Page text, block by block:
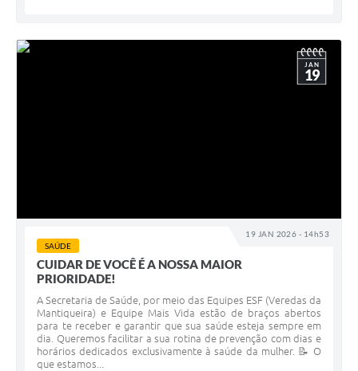
19 JAN 2026 - 14h53
JAN
19
SAÚDE
CUIDAR DE VOCÊ É A NOSSA MAIOR
PRIORIDADE!
A Secretaria de Saúde, por meio das Equipes ESF (Veredas da
Mantiqueira) e Equipe Mais Vida estão de braços abertos
para te receber e garantir que sua saúde esteja sempre em
dia. Queremos facilitar a sua rotina de prevenção com dias e
horários dedicados exclusivamente à saúde da mulher. 📝 O
que estamos...